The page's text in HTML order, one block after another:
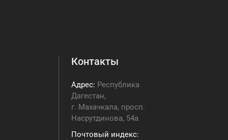
Контакты
Адрес: Республика
Дагестан,
г. Махачкала, просп.
Насрутдинова, 54а
Почтовый индекс: